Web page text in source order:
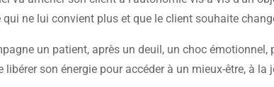
qui ne lui convient plus et que le client souhaite
un patient, après un deuil, un choc
libérer son énergie pour accéder à un mieux-être, à la